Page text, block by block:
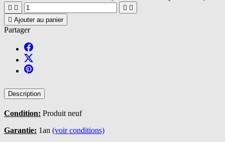
   
 Ajouter au panier
Partager
Description
Condition: Produit neuf
Garantie: 1an (voir conditions)